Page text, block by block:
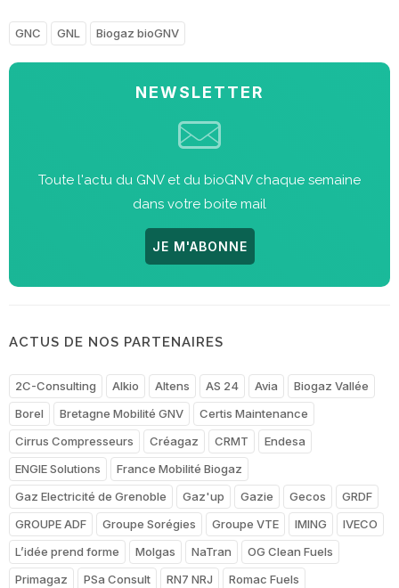
GNC GNL Biogaz bioGNV
NEWSLETTER
Toute l'actu du GNV et du bioGNV chaque semaine
dans votre boite mail
JE M'ABONNE
ACTUS DE NOS PARTENAIRES
2C-Consulting Alkio Altens AS 24 Avia
Biogaz Vallée
Borel
Bretagne Mobilité GNV
Certis Maintenance
Cirrus Compresseurs
Créagaz CRMT
Endesa
ENGIE Solutions
France Mobilité Biogaz
Gaz Electricité de Grenoble
Gaz'up Gazie Gecos
GRDF
GROUPE ADF
Groupe Sorégies Groupe VTE IMING
IVECO
L’idée prend forme
Molgas NaTran
OG Clean Fuels
Primagaz
PSa Consult RN7 NRJ
Romac Fuels